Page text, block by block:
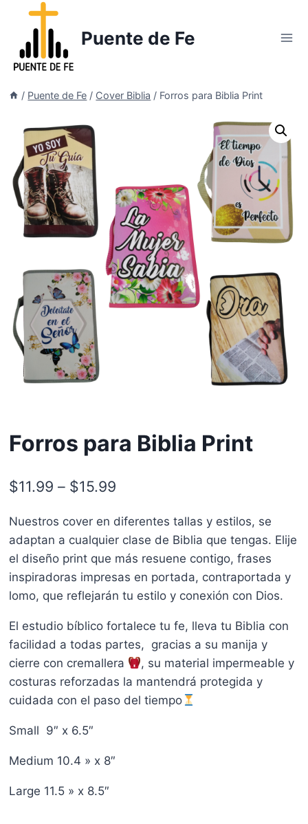
Saltar
contenido
Puente de Fe
/ Puente de Fe / Cover Biblia / Forros para Biblia Print
Forros para Biblia Print
$11.99 – $15.99
Nuestros cover en diferentes tallas y estilos, se
adaptan a cualquier clase de Biblia que tengas. Elije
el diseño print que más resuene contigo, frases
inspiradoras impresas en portada, contraportada y
lomo, que reflejarán tu estilo y conexión con Dios.
El estudio bíblico fortalece tu fe, lleva tu Biblia con
facilidad a todas partes, gracias a su manija y
cierre con cremallera
, su material impermeable y
costuras reforzadas la mantendrá protegida y
cuidada con el paso del tiempo
Small 9″ x 6.5″
Medium 10.4 » x 8″
Large 11.5 » x 8.5″